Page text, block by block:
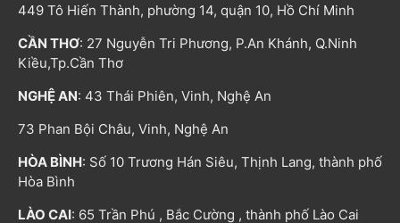
449 Tô Hiến Thành, phường 14, quận 10, Hồ Chí Minh
CẦN THƠ: 27 Nguyễn Tri Phương, P.An Khánh, Q.Ninh
Kiều,Tp.Cần Thơ
NGHỆ AN: 43 Thái Phiên, Vinh, Nghệ An
73 Phan Bội Châu, Vinh, Nghệ An
HÒA BÌNH: Số 10 Trương Hán Siêu, Thịnh Lang, thành phố
Hòa Bình
LÀO CAI: 65 Trần Phú , Bắc Cường , thành phố Lào Cai